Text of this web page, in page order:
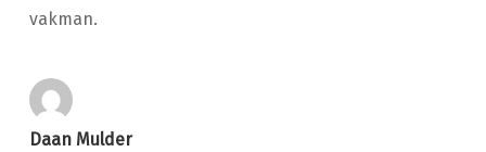
vakman.
Daan Mulder